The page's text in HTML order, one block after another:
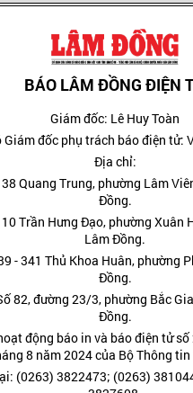
BÁO LÂM ĐỒNG ĐIỆN
Giám đốc: Lê Huy Toàn
Giám đốc phụ trách báo điện tử:
Địa chỉ:
Quang Trung, phường Lâm
Đồng.
Trần Hưng Đạo, phường Xuân
Lâm Đồng.
- 341 Thủ Khoa Huân, phường
Đồng.
82, đường 23/3, phường Bắc
Đồng.
động báo in và báo điện tử
8 năm 2024 của Bộ Thông
(0263) 3822473; (0263)